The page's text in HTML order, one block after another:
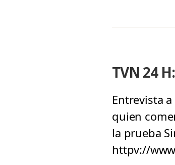
TVN 24
Entrevista
quien
la prueba
httpv://